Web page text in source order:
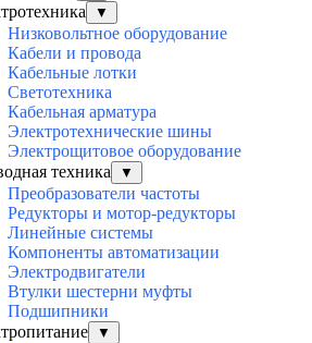
▼
Низковольтное оборудование
Кабели и провода
Кабельные лотки
Светотехника
Кабельная арматура
Электротехнические шины
Электрощитовое оборудование
техника
▼
Преобразователи частоты
Редукторы и мотор-редукторы
Линейные системы
Компоненты автоматизации
Электродвигатели
Втулки шестерни муфты
Подшипники
▼